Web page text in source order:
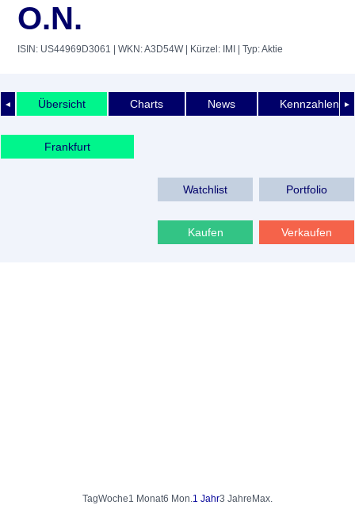
O.N.
ISIN: US44969D3061 | WKN: A3D54W| Kürzel: IMI | Typ: Aktie
◄ ►
Übersicht Charts News Kennzahlen
Frankfurt
Watchlist Portfolio
Kaufen Verkaufen
TagWoche1 Monat6 Mon.1 Jahr3 Jahre Max.